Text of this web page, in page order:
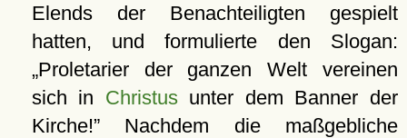
Elends der Benachteiligten gespielt
hatten, und formulierte den Slogan:
Proletarier der ganzen Welt vereinen
sich in Christusunter dem Banner der
Kirche! Nachdem die maßgebliche